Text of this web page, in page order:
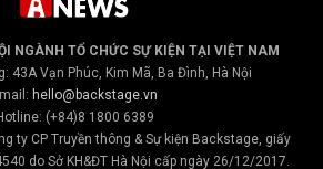
NGÀNH TỔ CHỨC SỰ KIỆN TẠI VIỆT NAM
43A Vạn Phúc, Kim Mã, Ba Đình, Hà Nội
hello@backstage.vn
(+84)8 1800 6389
ty CP Truyền thông & Sự kiện Backstage, giấy
do Sở KH&ĐT Hà Nội cấp ngày 26/12/2017.